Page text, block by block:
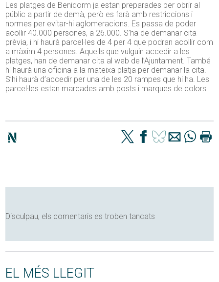
Les platges de Benidorm ja estan preparades per obrir al
públic a partir de demà, però es farà amb restriccions i
normes per evitar-hi aglomeracions. Es passa de poder
acollir 40.000 persones, a 26.000. S’ha de demanar cita
prèvia, i hi haurà parcel·les de 4 per 4 que podran acollir com
a màxim 4 persones. Aquells que vulguin accedir a les
platges, han de demanar cita al web de l’Ajuntament. També
hi haurà una oficina a la mateixa platja per demanar la cita.
S’hi haurà d’accedir per una de les 20 rampes que hi ha. Les
parcel·les estan marcades amb posts i marques de colors.
Disculpau, els comentaris es troben tancats
EL MÉS LLEGIT